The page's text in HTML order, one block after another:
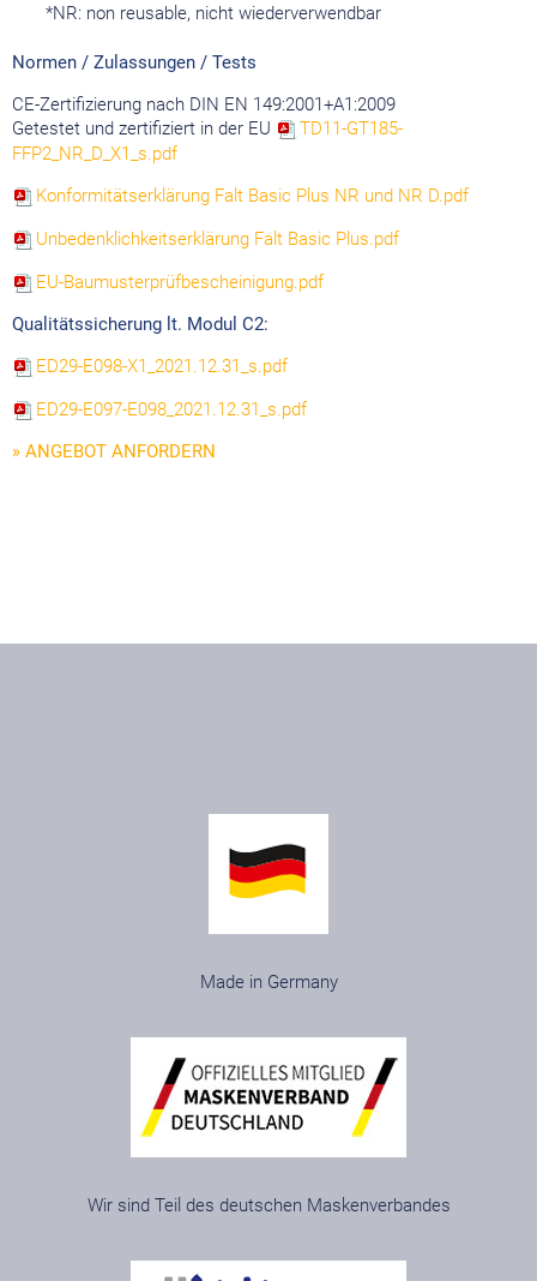
*NR: non reusable, nicht wiederverwendbar
Normen / Zulassungen / Tests
CE-Zertifizierung nach DIN EN 149:2001+A1:2009
Getestet und zertifiziert in der EU
TD11-GT185-
FFP2_NR_D_X1_s.pdf
Konformitätserklärung Falt Basic Plus NR und NR D.pdf
Unbedenklichkeitserklärung Falt Basic Plus.pdf
EU-Baumusterprüfbescheinigung.pdf
Qualitätssicherung lt. Modul C2:
ED29-E098-X1_2021.12.31_s.pdf
ED29-E097-E098_2021.12.31_s.pdf
» ANGEBOT ANFORDERN
Made in Germany
Wir sind Teil des deutschen Maskenverbandes